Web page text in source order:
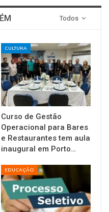
Todos
CULTURA
Curso de Gestão
Operacional para Bares
e Restaurantes tem aula
inaugural em Porto…
EDUCAÇÃO